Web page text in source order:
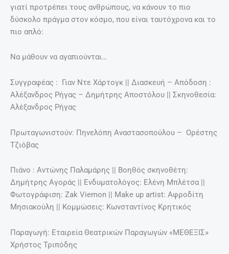
γιατί προτρέπει τους ανθρώπους, να κάνουν το πιο
δύσκολο πράγμα στον κόσμο, που είναι ταυτόχρονα και το
πιο απλό:
Να μάθουν να αγαπιούνται…
Συγγραφέας : Γιαν Ντε Χάρτογκ || Διασκευή – Απόδοση :
Αλέξανδρος Ρήγας – Δημήτρης Αποστόλου || Σκηνοθεσία:
Αλέξανδρος Ρήγας
Πρωταγωνιστούν: Πηνελόπη Αναστασοπούλου – Ορέστης
Τζιόβας
Πιάνο : Αντώνης Παλαμάρης || Βοηθός σκηνοθέτη:
Δημήτρης Αγοράς || Ενδυματολόγος: Ελένη Μπλέτσα ||
Φωτογράφιση: Zak Viemon || Make up artist: Αφροδίτη
Μησιακούλη || Κομμώσεις: Κωνσταντίνος Κρητικός
Παραγωγή: Εταιρεία Θεατρικών Παραγωγών «ΜΕΘΕΞΙΣ»
Χρήστος Τριπόδης